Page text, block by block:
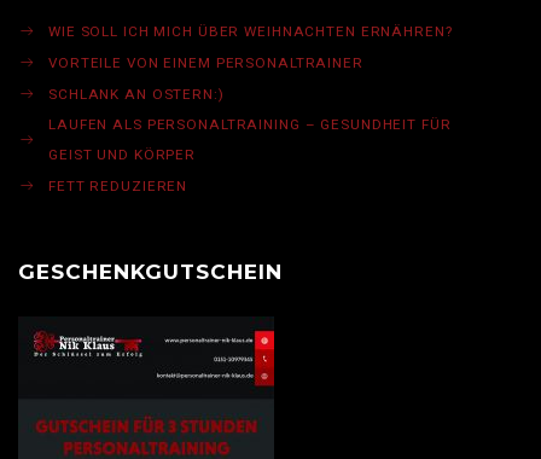
WIE SOLL ICH MICH ÜBER WEIHNACHTEN ERNÄHREN?
VORTEILE VON EINEM PERSONALTRAINER
SCHLANK AN OSTERN:)
LAUFEN ALS PERSONALTRAINING – GESUNDHEIT FÜR
GEIST UND KÖRPER
FETT REDUZIEREN
GESCHENKGUTSCHEIN